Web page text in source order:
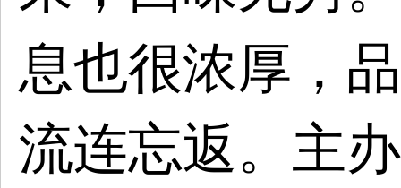
息也很浓厚，
流连忘返。 主